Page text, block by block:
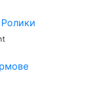
Ролики